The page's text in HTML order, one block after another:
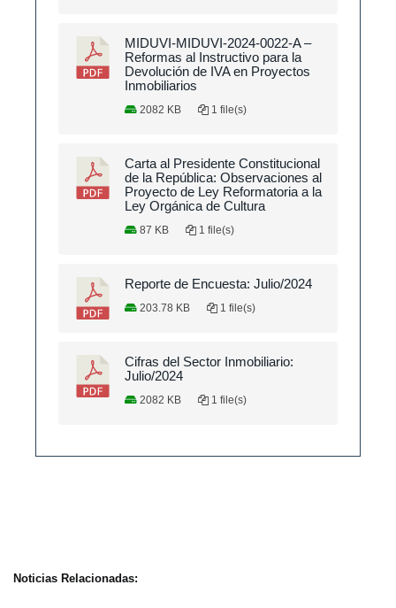
MIDUVI-MIDUVI-2024-0022-A –
Reformas al Instructivo para la
Devolución de IVA en Proyectos
Inmobiliarios
2082 KB 1 file(s)
Carta al Presidente Constitucional
de la República: Observaciones al
Proyecto de Ley Reformatoria a la
Ley Orgánica de Cultura
87 KB 1 file(s)
Reporte de Encuesta: Julio/2024
203.78 KB 1 file(s)
Cifras del Sector Inmobiliario:
Julio/2024
2082 KB 1 file(s)
Noticias Relacionadas: